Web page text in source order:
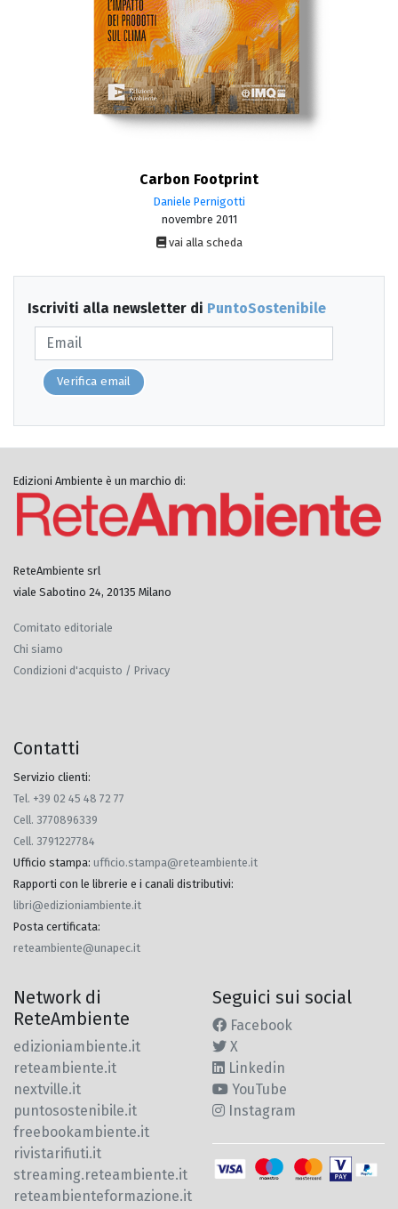
Carbon Footprint
Daniele Pernigotti
novembre 2011
vai alla scheda
Iscriviti alla newsletter di PuntoSostenibile
Verifica email
Edizioni Ambiente è un marchio di:
ReteAmbiente srl
viale Sabotino 24, 20135 Milano
Comitato editoriale
Chi siamo
Condizioni d'acquisto / Privacy
Contatti
Servizio clienti:
Tel. +39 02 45 48 72 77
Cell. 3770896339
Cell. 3791227784
Ufficio stampa: ufficio.stampa@reteambiente.it
Rapporti con le librerie e i canali distributivi:
libri@edizioniambiente.it
Posta certificata:
reteambiente@unapec.it
Network di
ReteAmbiente
edizioniambiente.it
reteambiente.it
nextville.it
puntosostenibile.it
freebookambiente.it
rivistarifiuti.it
streaming.reteambiente.it
reteambienteformazione.it
Seguici sui social
Facebook
X
Linkedin
YouTube
Instagram